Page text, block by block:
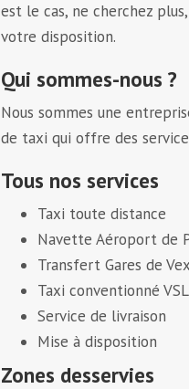
est le cas, ne cherchez
votre disposition.
Qui sommes-nous ?
Nous sommes une
de taxi qui offre des
Tous nos services
Taxi toute distance
Navette Aéroport de
Transfert Gares de
Taxi conventionné
Service de livraison
Mise à disposition
Zones desservies